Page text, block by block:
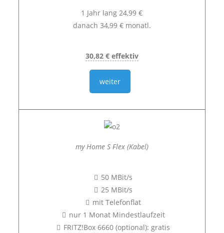
1 Jahr lang 24,99 €
danach 34,99 € monatl.
30,82 € effektiv
weiter
my Home S Flex (Kabel)
50 MBit/s
25 MBit/s
mit Telefonflat
nur 1 Monat Mindestlaufzeit
FRITZ!Box 6660 (optional): gratis